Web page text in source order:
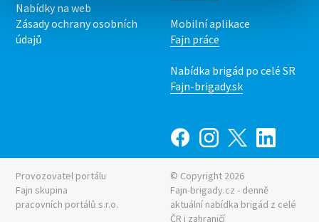
Nabídky na web
Zásady ochrany osobních
údajů
Mobilní aplikace
Fajn práce
Nabídka brigád po celé SR
Fajn-brigady.sk
Provozovatel portálu
Fajn skupina
pracovních portálů s.r.o.
© Copyright 2026
Fajn-brigady.cz - denně
aktuální nabídka brigád z celé
ČR i zahraničí